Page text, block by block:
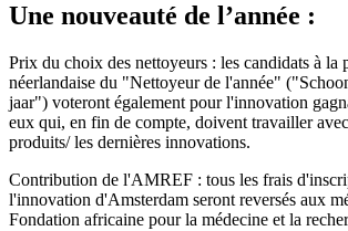
Une nouveauté de l’année :
Prix du choix des nettoyeurs : les candidats à la
néerlandaise du "Nettoyeur de l'année"
jaar") voteront également pour l'innovation
eux qui, en fin de compte, doivent travailler
produits/ les dernières innovations.
Contribution de l'AMREF : tous les frais
l'innovation d'Amsterdam seront reversés aux
Fondation africaine pour la médecine et la